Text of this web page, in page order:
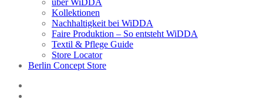
über WiDDA
Kollektionen
Nachhaltigkeit bei WiDDA
Faire Produktion – So entsteht WiDDA
Textil & Pflege Guide
Store Locator
Berlin Concept Store